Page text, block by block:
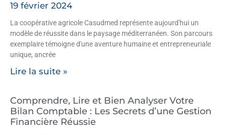
19 février 2024
La coopérative agricole Casudmed représente aujourd'hui un
modèle de réussite dans le paysage méditerranéen. Son parcours
exemplaire témoigne d'une aventure humaine et entrepreneuriale
unique, ancrée
Lire la suite »
Comprendre, Lire et Bien Analyser Votre
Bilan Comptable : Les Secrets d’une Gestion
Financière Réussie